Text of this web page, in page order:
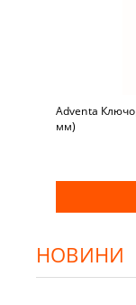
Adventa
мм)
НОВИНИ